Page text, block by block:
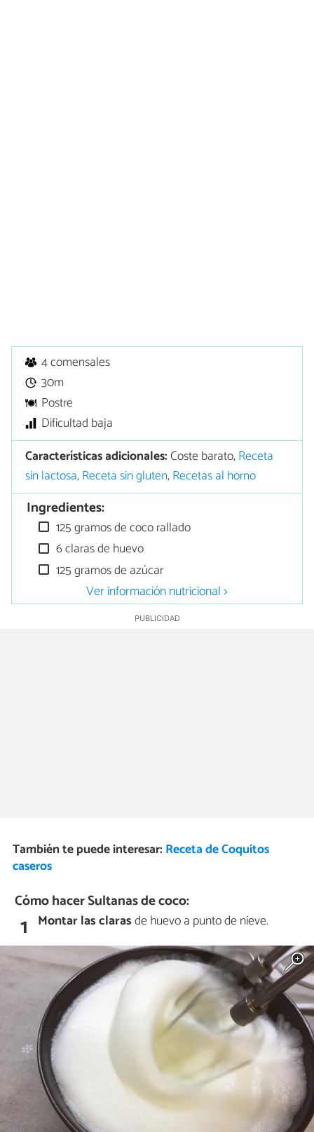
4 comensales
30m
Postre
Dificultad baja
Características adicionales:Coste barato,Receta
sin lactosa,Receta sin gluten,Recetas al horno
Ingredientes:
125 gramos de coco rallado
6 claras de huevo
125 gramos de azúcar
Ver información nutricional >
También te puede interesar: Receta de Coquitos
caseros
Cómo hacer Sultanas de coco:
1 Montar las clarasde huevo a punto de nieve.